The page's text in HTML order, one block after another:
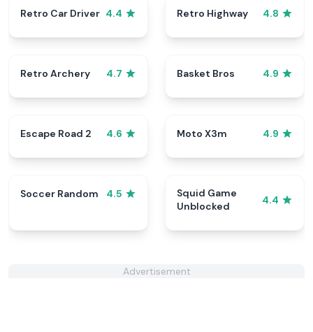
Retro Car Driver 4.4 Retro Highway 4.8
Retro Archery 4.7 Basket Bros 4.9
Escape Road 2 4.6 Moto X3m 4.9
Soccer Random 4.5
Squid Game
Unblocked
4.4
Advertisement